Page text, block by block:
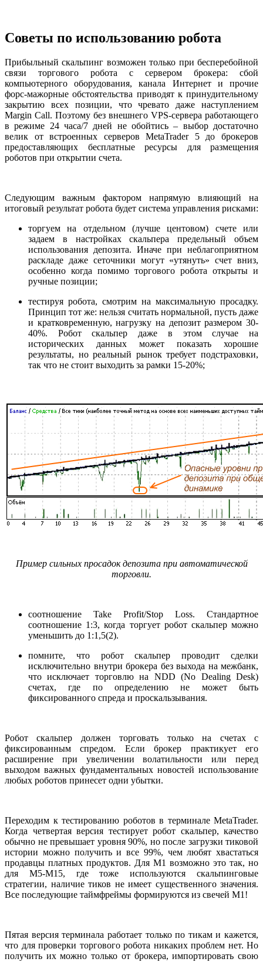
Советы по использованию робота
Прибыльный скальпинг возможен только при бесперебойной
связи торгового робота с сервером брокера: сбой
компьютерного оборудования, канала Интернет и прочие
форс-мажорные обстоятельства приводят к принудительному
закрытию всех позиции, что чревато даже наступлением
Margin Call. Поэтому без внешнего VPS-сервера работающего
в режиме 24 часа/7 дней не обойтись – выбор достаточно
велик от встроенных серверов MetaTrader 5 до брокеров
предоставляющих бесплатные ресурсы для размещения
роботов при открытии счета.
Следующим важным фактором напрямую влияющий на
итоговый результат робота будет система управления рисками:
торгуем на отдельном (лучше центовом) счете или
задаем в настройках скальпера предельный объем
использования депозита. Иначе при неблагоприятном
раскладе даже сеточники могут «утянуть» счет вниз,
особенно когда помимо торгового робота открыты и
ручные позиции;
тестируя робота, смотрим на максимальную просадку.
Принцип тот же: нельзя считать нормальной, пусть даже
и кратковременную, нагрузку на депозит размером 30-
40%. Робот скальпер даже в этом случае на
исторических данных может показать хорошие
результаты, но реальный рынок требует подстраховки,
так что не стоит выходить за рамки 15-20%;
Пример сильных просадок депозита при автоматической
торговли.
соотношение Take Profit/Stop Loss. Стандартное
соотношение 1:3, когда торгует робот скальпер можно
уменьшить до 1:1,5(2).
помните, что робот скальпер проводит сделки
исключительно внутри брокера без выхода на межбанк,
что исключает торговлю на NDD (No Dealing Desk)
счетах, где по определению не может быть
фиксированного спреда и проскальзывания.
Робот скальпер должен торговать только на счетах с
фиксированным спредом. Если брокер практикует его
расширение при увеличении волатильности или перед
выходом важных фундаментальных новостей использование
любых роботов принесет одни убытки.
Переходим к тестированию роботов в терминале MetaTrader.
Когда четвертая версия тестирует робот скальпер, качество
обычно не превышает уровня 90%, но после загрузки тиковой
истории можно получить и все 99%, чем любят хвастаться
продавцы платных продуктов. Для M1 возможно это так, но
для M5-M15, где тоже используются скальпинговые
стратегии, наличие тиков не имеет существенного значения.
Все последующие таймфреймы формируются из свечей M1!
Пятая версия терминала работает только по тикам и кажется,
что для проверки торгового робота никаких проблем нет. Но
получить их можно только от брокера, импортировать свою